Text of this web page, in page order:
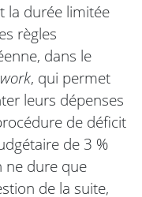
la durée limitée
règles
dans le
, qui permet
leurs dépenses
de déficit
de 3 %
ne dure que
de la suite,